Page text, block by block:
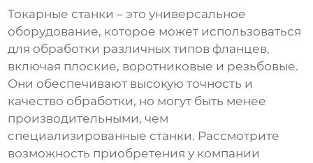
Токарные станки – это универсальное
оборудование, которое может использоваться
для обработки различных типов фланцев,
включая плоские, воротниковые и резьбовые.
Они обеспечивают высокую точность и
качество обработки, но могут быть менее
производительными, чем
специализированные станки. Рассмотрите
возможность приобретения у компании